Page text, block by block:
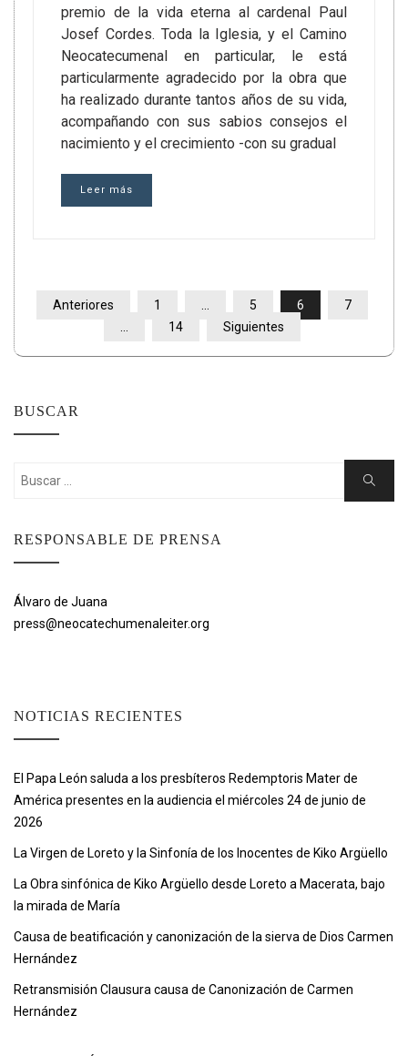
premio de la vida eterna al cardenal Paul
Josef Cordes. Toda la Iglesia, y el Camino
Neocatecumenal en particular, le está
particularmente agradecido por la obra que
ha realizado durante tantos años de su vida,
acompañando con sus sabios consejos el
nacimiento y el crecimiento -con su gradual
Leer más
PAGINACIÓN
ENTRADAS
Anteriores 1 5 6
7
14 Siguientes
BUSCAR
Buscar:
Buscar
RESPONSABLE DE PRENSA
Álvaro de Juana
press@neocatechumenaleiter.org
NOTICIAS RECIENTES
El Papa León saluda a los presbíteros Redemptoris Mater de
América presentes en la audiencia el miércoles 24 de junio de
2026
La Virgen de Loreto y la Sinfonía de los Inocentes de Kiko Argüello
La Obra sinfónica de Kiko Argüello desde Loreto a Macerata, bajo
la mirada de María
Causa de beatificación y canonización de la sierva de Dios Carmen
Hernández
Retransmisión Clausura causa de Canonización de Carmen
Hernández